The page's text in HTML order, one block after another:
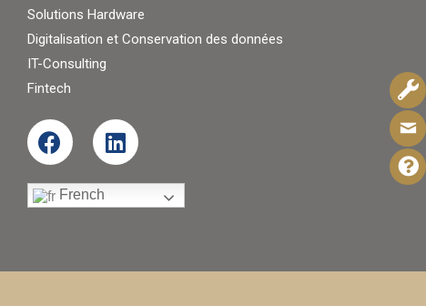
Solutions Hardware
Digitalisation et Conservation des données
IT-Consulting
Fintech
French